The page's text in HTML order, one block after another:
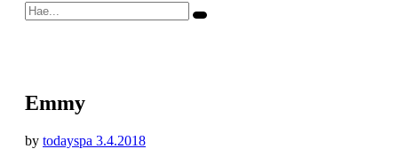
Emmy
by todayspa 3.4.2018